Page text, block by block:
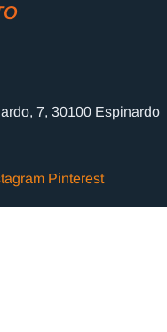
7, 30100 Espinardo
Pinterest